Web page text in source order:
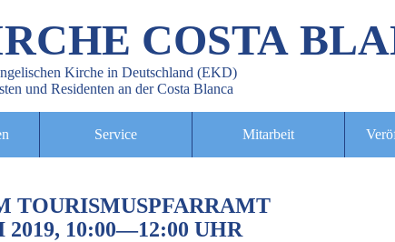
COSTA
Kirche in Deutschland (EKD)
und Residenten an der Costa Blanca
Service Mitarbeit
TOURISMUSPFARRAMT
10:00—12:00 UHR